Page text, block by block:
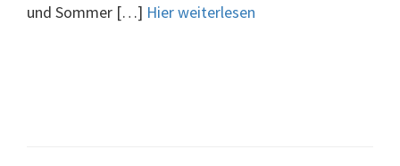
und Sommer […] Hier weiterlesen